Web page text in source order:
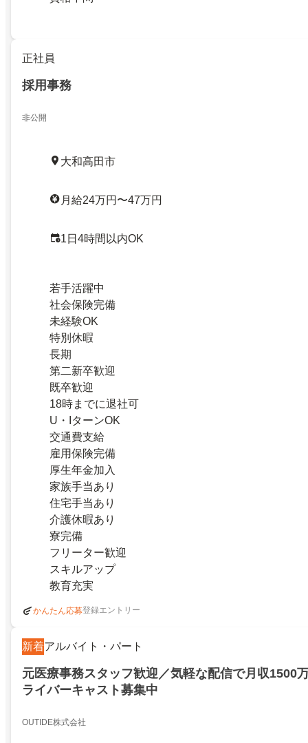
正社員
採用事務
非公開
大和高田市
月給24万円〜47万円
1日4時間以内OK
若手活躍中
社会保険完備
未経験OK
特別休暇
長期
第二新卒歓迎
既卒歓迎
18時までに退社可
U・IターンOK
交通費支給
雇用保険完備
厚生年金加入
家族手当あり
住宅手当あり
介護休暇あり
寮完備
フリーター歓迎
スキルアップ
教育充実
かんたん応募登録エントリー
新着アルバイト・パート
元医療事務スタッフ歓迎／気軽な配信で月収1500
ライバーキャスト募集中
OUTIDE株式会社